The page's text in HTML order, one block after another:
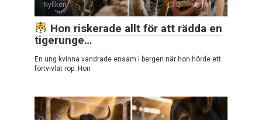
Nyfiken 0 181
Hon riskerade allt för att rädda en
tigerunge…
En ung kvinna vandrade ensam i bergen när hon hörde ett
förtvivlat rop. Hon